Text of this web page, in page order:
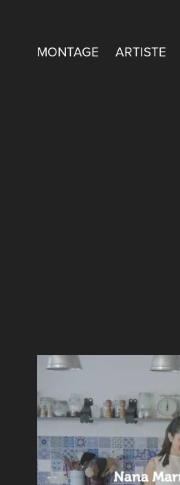
MONTAGE ARTISTE